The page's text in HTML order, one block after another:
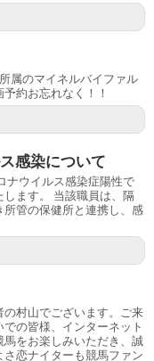
属のマイネルバイファル
約お忘れなく！！
感染について
ナウイルス感染症陽性で
ます。 当該職員は、隔
管の保健所と連携し、感
村山でございます。ご来
の皆様、インターネット
をお楽しみいただき、誠
恋ナイターも競馬ファン